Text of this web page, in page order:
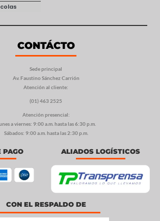
CONTÁCTO
Sede principal
Av. Faustino Sánchez Carrión
Atención al cliente:
(01) 463 2525
Atención presencial:
a viernes: 9:00 a.m. hasta las 6:30 p.m.
Sábados: 9:00 a.m. hasta las 2:30 p.m.
PAGO ALIADOS LOGÍSTICOS
CON EL RESPALDO DE